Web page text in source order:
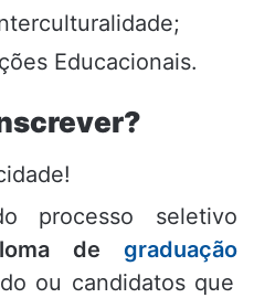
;
Educacionais.
processo seletivo
de graduação
ou candidatos que